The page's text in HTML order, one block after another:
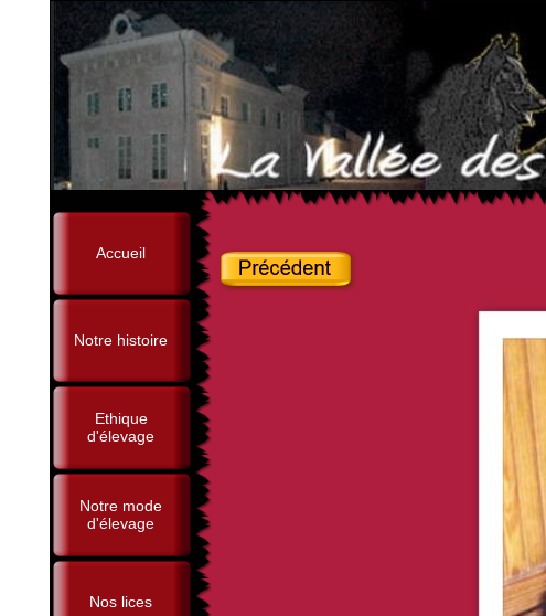
Accueil
Notre histoire
Ethique
d'élevage
Notre mode
d'élevage
Nos lices